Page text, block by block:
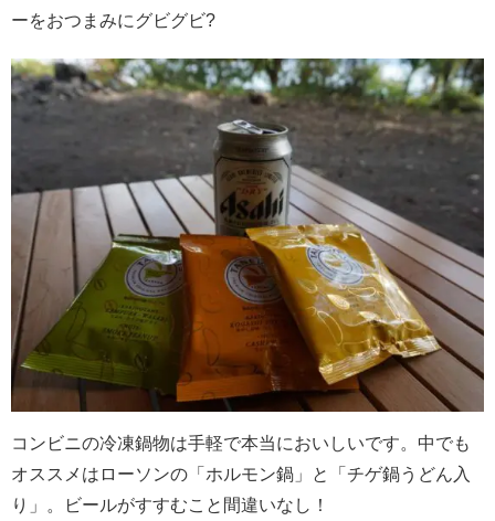
ーをおつまみにグビグビ?
コンビニの冷凍鍋物は手軽で本当においしいです。中でも
オススメはローソンの「ホルモン鍋」と「チゲ鍋うどん入
り」。ビールがすすむこと間違いなし！